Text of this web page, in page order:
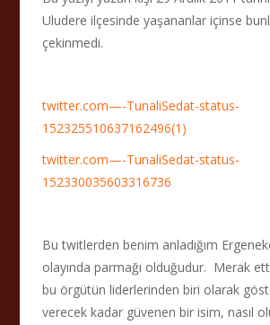
Uludere ilçesinde yaşananlar içinse
çekinmedi.
twitter.com—-TunaliSedat-status-
152325510637162496(1)
twitter.com—-TunaliSedat-status-
152330035603316736
Bu twitlerden benim anladığım
olayında parmağı olduğudur. Merak
bu örgütün liderlerinden biri olarak
verecek kadar güvenen bir isim, nasıl